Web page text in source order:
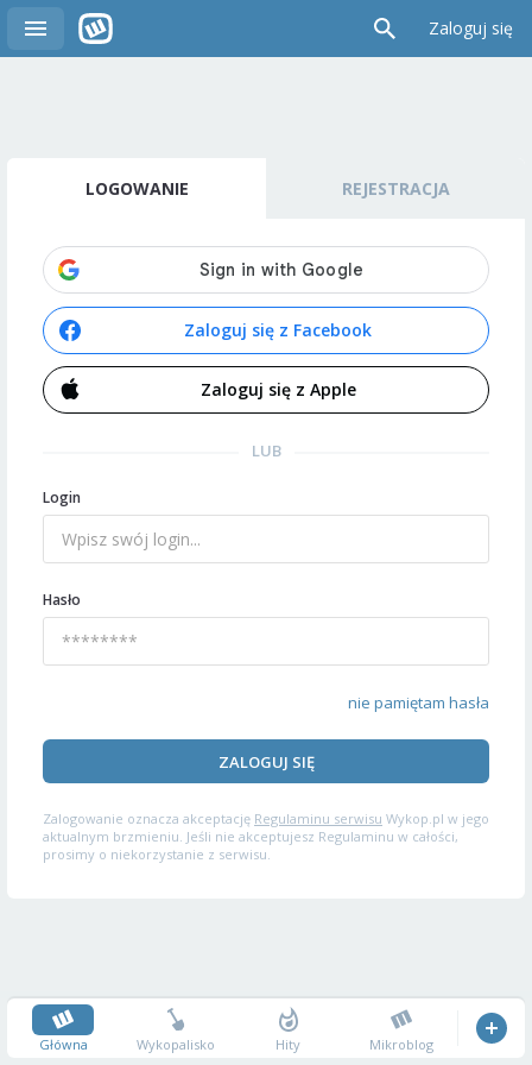
Zaloguj się
LOGOWANIE REJESTRACJA
Zaloguj się z Facebook
Zaloguj się z Apple
LUB
Login
Hasło
nie pamiętam hasła
ZALOGUJ SIĘ
Zalogowanie oznacza akceptację Regulaminu serwisu Wykop.pl w jego
aktualnym brzmieniu. Jeśli nie akceptujesz Regulaminu w całości,
prosimy o niekorzystanie z serwisu.
Główna Wykopalisko Hity Mikroblog